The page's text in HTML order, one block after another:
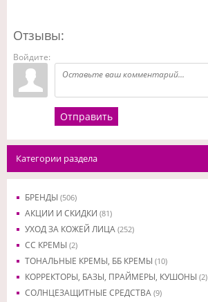
Отзывы:
Войдите:
Отправить
Категории раздела
БРЕНДЫ (506)
АКЦИИ И СКИДКИ (81)
УХОД ЗА КОЖЕЙ ЛИЦА (252)
CC КРЕМЫ (2)
ТОНАЛЬНЫЕ КРЕМЫ, ББ КРЕМЫ (10)
КОРРЕКТОРЫ, БАЗЫ, ПРАЙМЕРЫ, КУШОНЫ (2)
СОЛНЦЕЗАЩИТНЫЕ СРЕДСТВА (9)